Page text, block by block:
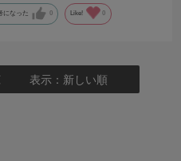
になった 0 Like! 0
表示：新しい順